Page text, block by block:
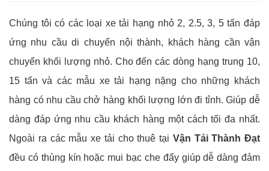
Chúng tôi có các loại xe tải hạng nhỏ 2, 2.5, 3, 5 tấn đáp
ứng nhu cầu di chuyển nội thành, khách hàng cần vận
chuyển khối lượng nhỏ. Cho đến các dòng hạng trung 10,
15 tấn và các mẫu xe tải hạng nặng cho những khách
hàng có nhu cầu chở hàng khối lượng lớn đi tỉnh. Giúp dễ
dàng đáp ứng nhu cầu khách hàng một cách tối đa nhất.
Ngoài ra các mẫu xe tải cho thuê tại Vận Tải Thành Đạt
đều có thùng kín hoặc mui bạc che đẩy giúp dễ dàng đảm